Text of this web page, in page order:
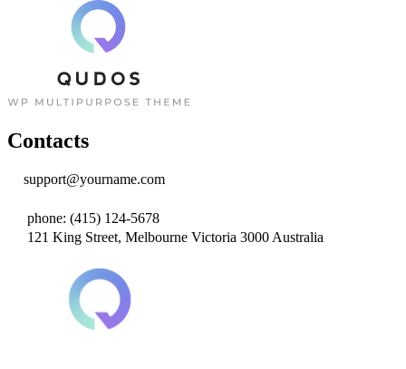
Contacts
support@yourname.com
phone: (415) 124-5678
121 King Street, Melbourne Victoria 3000 Australia